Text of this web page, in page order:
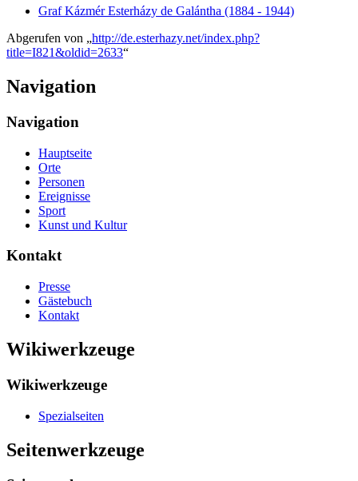
Graf Kázmér Esterházy de Galántha (1884 - 1944)
Abgerufen von „http://de.esterhazy.net/index.php?
title=I821&oldid=2633“
Navigation
Navigation
Hauptseite
Orte
Personen
Ereignisse
Sport
Kunst und Kultur
Kontakt
Presse
Gästebuch
Kontakt
Wikiwerkzeuge
Wikiwerkzeuge
Spezialseiten
Seitenwerkzeuge